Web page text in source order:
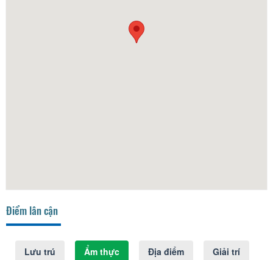
Điểm lân cận
Lưu trú Ẩm thực Địa điểm Giải trí